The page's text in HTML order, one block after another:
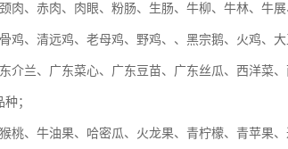
肉、赤肉、肉眼、粉肠、生肠、牛柳、牛林、牛展
鸡、清远鸡、老母鸡、野鸡、、黑宗鹅、火鸡、大
介兰、广东菜心、广东豆苗、广东丝瓜、西洋菜
；
桃、牛油果、哈密瓜、火龙果、青柠檬、青苹果、